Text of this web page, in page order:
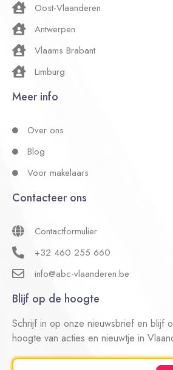
Oost-Vlaanderen
Antwerpen
Vlaams Brabant
Limburg
Meer info
Over ons
Blog
Voor makelaars
Contacteer ons
Contactformulier
+32 460 255 660
info@abc-vlaanderen.be
Blijf op de hoogte
Schrijf in op onze nieuwsbrief en blijf
hoogte van acties en nieuwtje in